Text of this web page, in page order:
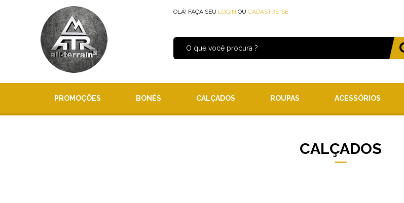
OLÁ! FAÇA SEU LOGIN OU CADASTRE-SE
PROMOÇÕES BONÉS CALÇADOS ROUPAS ACESSÓRIOS
CALÇADOS